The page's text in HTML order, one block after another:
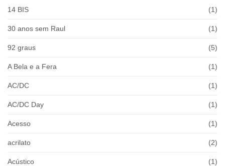
14 BIS (1)
30 anos sem Raul (1)
92 graus (5)
A Bela e a Fera (1)
AC/DC (1)
AC/DC Day (1)
Acesso (1)
acrilato (2)
Acústico (1)